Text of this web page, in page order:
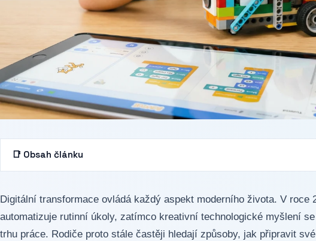
📑 Obsah článku
Digitální transformace ovládá každý aspekt moderního života. V roce
automatizuje rutinní úkoly, zatímco kreativní technologické myšlení
trhu práce. Rodiče proto stále častěji hledají způsoby, jak připravit